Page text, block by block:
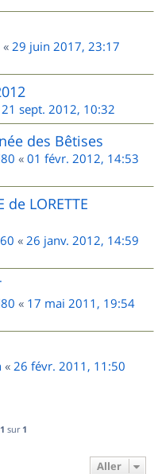
« 29 juin 2017, 23:17
21 sept. 2012, 10:32
des Bêtises
« 01 févr. 2012, 14:53
de LORETTE
« 26 janv. 2012, 14:59
« 17 mai 2011, 19:54
« 26 févr. 2011, 11:50
1 sur 1
Aller